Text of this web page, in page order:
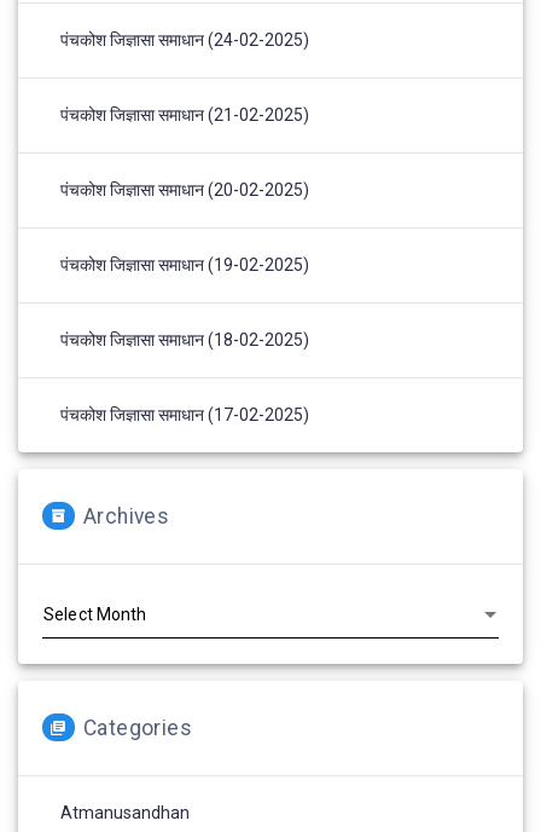
पंचकोश जिज्ञासा समाधान (24-02-2025)
पंचकोश जिज्ञासा समाधान (21-02-2025)
पंचकोश जिज्ञासा समाधान (20-02-2025)
पंचकोश जिज्ञासा समाधान (19-02-2025)
पंचकोश जिज्ञासा समाधान (18-02-2025)
पंचकोश जिज्ञासा समाधान (17-02-2025)
Archives
Categories
Atmanusandhan